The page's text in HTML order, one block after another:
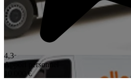
4,3
Apport personnel
10 000 €